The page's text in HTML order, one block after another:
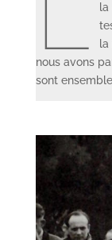
la
la
nous avons
sont